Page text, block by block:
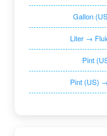
Gallon
Liter →
Pint
Pint (US)